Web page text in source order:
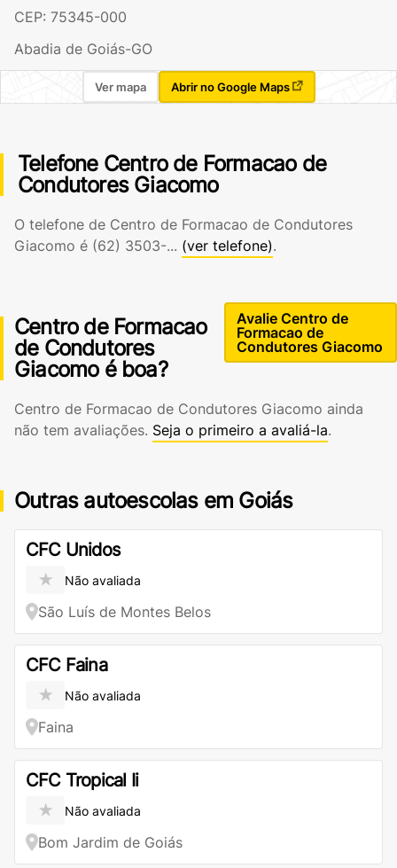
CEP: 75345-000
Abadia de Goiás-GO
Ver mapa Abrir no Google Maps
Telefone Centro de Formacao de
Condutores Giacomo
O telefone de Centro de Formacao de Condutores
Giacomo é (62) 3503-... (ver telefone).
Centro de Formacao
de Condutores
Giacomo é boa?
Avalie Centro de
Formacao de
Condutores Giacomo
Centro de Formacao de Condutores Giacomo ainda
não tem avaliações. Seja o primeiro a avaliá-la.
Outras autoescolas em Goiás
CFC Unidos
★ Não avaliada
São Luís de Montes Belos
CFC Faina
★ Não avaliada
Faina
CFC Tropical Ii
★ Não avaliada
Bom Jardim de Goiás